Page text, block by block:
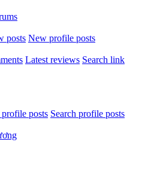
posts New profile posts
Latest reviews Search link
posts Search profile posts